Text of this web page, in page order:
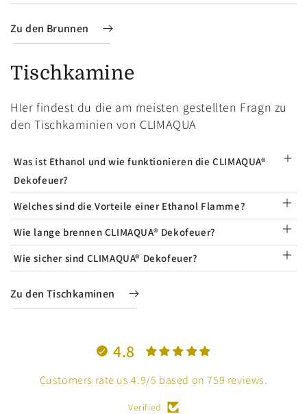
Zu den Brunnen
Tischkamine
HIer findest du die am meisten gestellten Fragn zu
den Tischkaminien von CLIMAQUA
Was ist Ethanol und wie funktionieren die CLIMAQUA®
Dekofeuer?
Welches sind die Vorteile einer Ethanol Flamme?
Wie lange brennen CLIMAQUA® Dekofeuer?
Wie sicher sind CLIMAQUA® Dekofeuer?
Zu den Tischkaminen
4.8
Customers rate us 4.9/5 based on 759 reviews.
Verified